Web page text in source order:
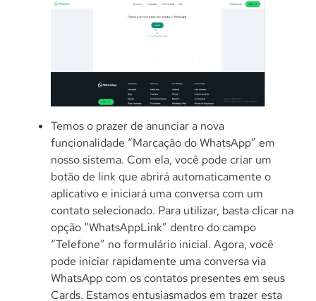
Temos o prazer de anunciar a nova
funcionalidade “Marcação do WhatsApp” em
nosso sistema. Com ela, você pode criar um
botão de link que abrirá automaticamente o
aplicativo e iniciará uma conversa com um
contato selecionado. Para utilizar, basta clicar na
opção “WhatsAppLink” dentro do campo
“Telefone” no formulário inicial. Agora, você
pode iniciar rapidamente uma conversa via
WhatsApp com os contatos presentes em seus
Cards. Estamos entusiasmados em trazer esta